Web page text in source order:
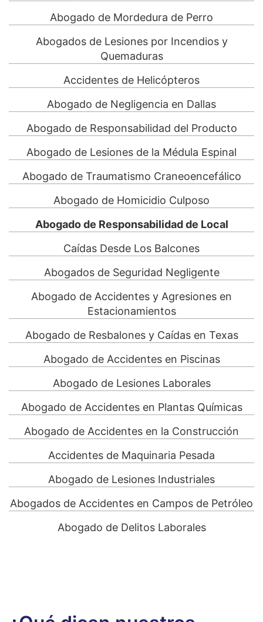
Abogado de Mordedura de Perro
Abogados de Lesiones por Incendios y
Quemaduras
Accidentes de Helicópteros
Abogado de Negligencia en Dallas
Abogado de Responsabilidad del Producto
Abogado de Lesiones de la Médula Espinal
Abogado de Traumatismo Craneoencefálico
Abogado de Homicidio Culposo
Abogado de Responsabilidad de Local
Caídas Desde Los Balcones
Abogados de Seguridad Negligente
Abogado de Accidentes y Agresiones en
Estacionamientos
Abogado de Resbalones y Caídas en Texas
Abogado de Accidentes en Piscinas
Abogado de Lesiones Laborales
Abogado de Accidentes en Plantas Químicas
Abogado de Accidentes en la Construcción
Accidentes de Maquinaria Pesada
Abogado de Lesiones Industriales
Abogados de Accidentes en Campos de Petróleo
Abogado de Delitos Laborales